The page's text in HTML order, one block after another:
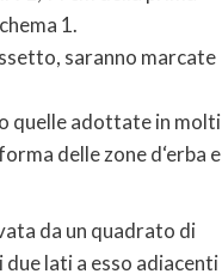
1.
saranno marcate
quelle adottate in molti
delle zone d‘erba e
da un quadrato di
lati a esso adiacenti